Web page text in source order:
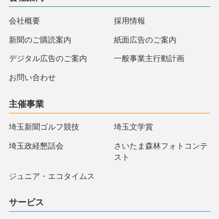
会社概要 採用情報
新聞のご購読案内 紙面広告のご案内
デジタル広告のご案内 一般事業主行動計画
お問い合わせ
主催事業
埼玉新聞ゴルフ競技 埼玉文学賞
埼玉政経懇話会
さいたま森林フォトコンテ
スト
ジュニア・エコタイムス
サービス